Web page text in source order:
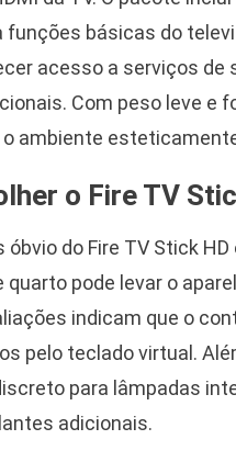
funções básicas do
acesso a serviços
Com peso leve e
ambiente
o Fire TV
do Fire TV Stick
pode levar o
indicam que o
pelo teclado virtual.
para lâmpadas
adicionais.